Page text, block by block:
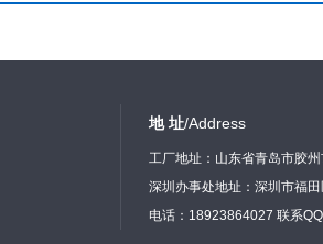
地 址/Address
工厂地址：山东省青岛市胶
深圳办事处地址：深圳市福
电话：18923864027 联系